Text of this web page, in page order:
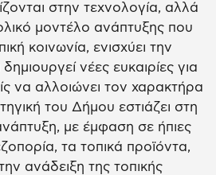
στην τεχνολογία, αλλά
μοντέλο ανάπτυξης που
κοινωνία, ενισχύει την
νέες ευκαιρίες για
να αλλοιώνει τον χαρακτήρα
του Δήμου εστιάζει στη
με έμφαση σε ήπιες
τα τοπικά προϊόντα,
ανάδειξη της τοπικής